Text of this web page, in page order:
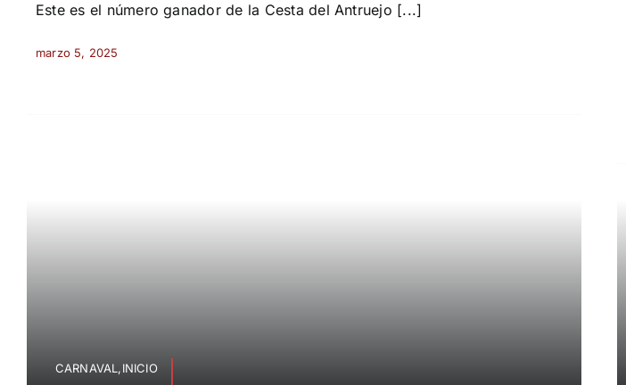
Este es el número ganador de la Cesta del Antruejo [...]
marzo 5, 2025
CARNAVAL,INICIO